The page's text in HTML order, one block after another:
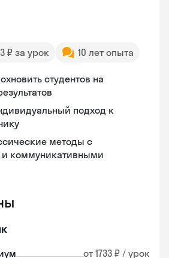
₽ за урок 10 лет опыта
студентов на
подход к
методы с
коммуникативными
от 1733 ₽ / урок